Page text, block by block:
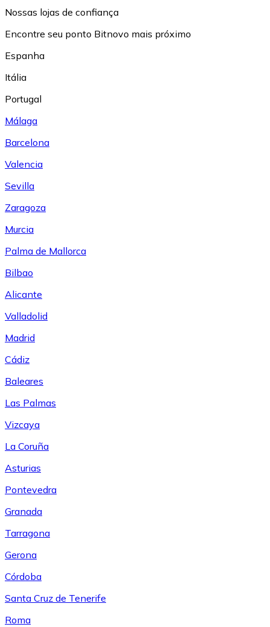
Nossas lojas de confiança
Encontre seu ponto Bitnovo mais próximo
Espanha
Itália
Portugal
Málaga
Barcelona
Valencia
Sevilla
Zaragoza
Murcia
Palma de Mallorca
Bilbao
Alicante
Valladolid
Madrid
Cádiz
Baleares
Las Palmas
Vizcaya
La Coruña
Asturias
Pontevedra
Granada
Tarragona
Gerona
Córdoba
Santa Cruz de Tenerife
Roma